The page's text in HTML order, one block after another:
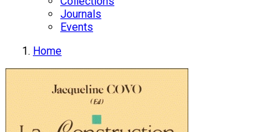
Journals
Events
Home